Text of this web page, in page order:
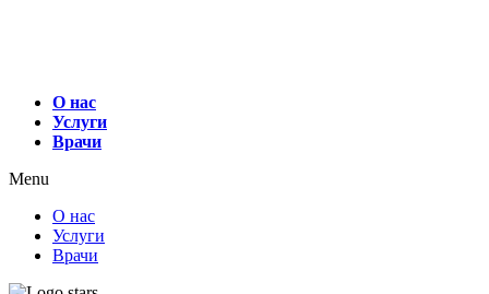
О нас
Услуги
Врачи
Menu
О нас
Услуги
Врачи